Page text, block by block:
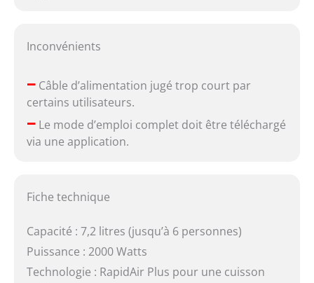
Inconvénients
–Câble d’alimentation jugé trop court par
certains utilisateurs.
–Le mode d’emploi complet doit être téléchargé
via une application.
Fiche technique
Capacité : 7,2 litres (jusqu’à 6 personnes)
Puissance : 2000 Watts
Technologie : RapidAir Plus pour une cuisson